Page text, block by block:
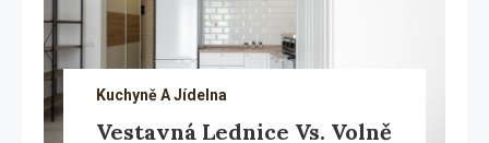
Kuchyně A Jídelna
Vestavná Lednice Vs. Volně